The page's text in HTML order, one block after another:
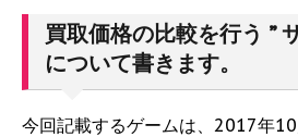
買取価格の比較を行う ”
について書きます。
今回記載するゲームは、2017年10